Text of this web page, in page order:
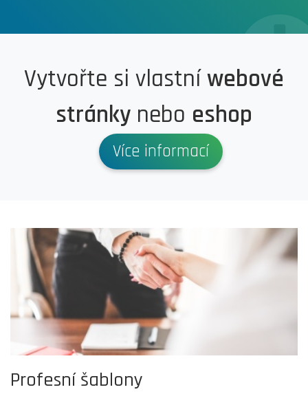
Vytvořte si vlastníwebové
stránky nebo eshop
Více informací
Profesní šablony